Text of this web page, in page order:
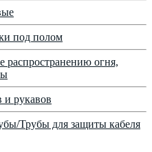
под полом
огня,
и рукавов
Трубы для защиты кабеля